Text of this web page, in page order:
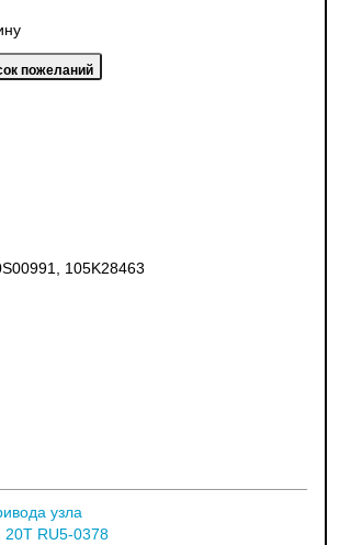
105K28463
узла
20T RU5-0378